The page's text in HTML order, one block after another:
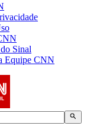
Sinal
Equipe CNN